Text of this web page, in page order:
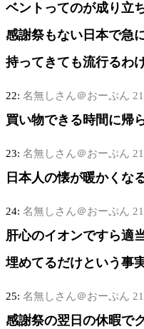
ベントってのが成り立
感謝祭もない日本で急
持ってきても流行るわ
22: 名無しさん＠おーぷん
買い物できる時間に帰
23: 名無しさん＠おーぷん
日本人の懐が暖かくな
24: 名無しさん＠おーぷん
肝心のイオンですら適
埋めてるだけという事
25: 名無しさん＠おーぷん
感謝祭の翌日の休暇で